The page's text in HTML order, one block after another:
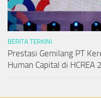
BERITA TERKINI
Prestasi Gemilang PT
Human Capital di HCREA